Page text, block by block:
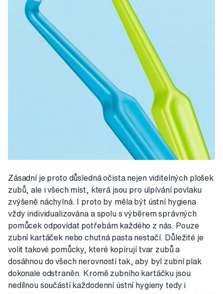
Zásadní je proto důsledná očista nejen viditelných plošek
zubů, ale i všech míst, která jsou pro ulpívání povlaku
zvýšeně náchylná. I proto by měla být ústní hygiena
vždy individualizována a spolu s výběrem správných
pomůcek odpovídat potřebám každého z nás. Pouze
zubní kartáček nebo chutná pasta nestačí. Důležité je
volit takové pomůcky, které kopírují tvar zubů a
dosáhnou do všech nerovností tak, aby byl zubní plak
dokonale odstraněn. Kromě zubního kartáčku jsou
nedílnou součástí každodenní ústní hygieny tedy i